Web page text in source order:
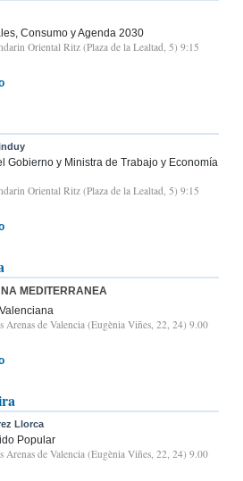
Consumo y Agenda 2030
Oriental Ritz (Plaza de la Lealtad, 5) 9:15
Gobierno y Ministra de Trabajo y Economía
Oriental Ritz (Plaza de la Lealtad, 5) 9:15
MEDITERRANEA
Arenas de Valencia (Eugènia Viñes, 22, 24) 9.00
Llorca
Popular
Arenas de Valencia (Eugènia Viñes, 22, 24) 9.00